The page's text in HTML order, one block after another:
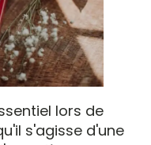
lors de
s'agisse d'une